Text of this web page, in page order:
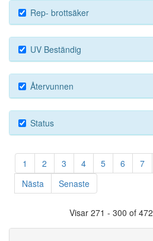
Rep- brottsäker
UV Beständig
Återvunnen
Status
1 2 3 4 5 6 7
Nästa
Senaste
Visar 271 - 300 of 472